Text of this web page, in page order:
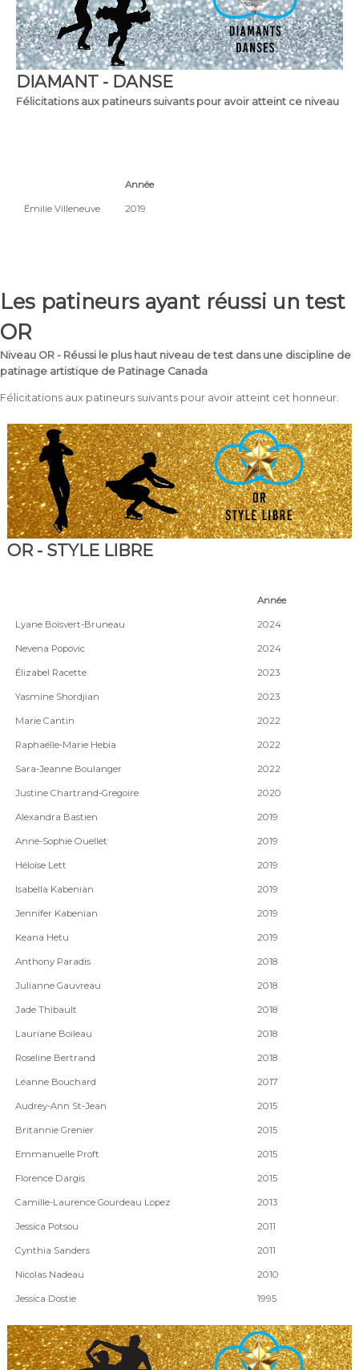
DIAMANT - DANSE
Félicitations aux patineurs suivants pour avoir atteint ce niveau
Année
Émilie Villeneuve 2019
Les patineurs ayant réussi un test
OR
Niveau OR - Réussi le plus haut niveau de test dans une discipline de
patinage artistique de Patinage Canada
Félicitations aux patineurs suivants pour avoir atteint cet honneur.
OR - STYLE LIBRE
Année
Lyane Boisvert-Bruneau 2024
Nevena Popovic 2024
Élizabel Racette 2023
Yasmine Shordjian 2023
Marie Cantin 2022
Raphaëlle-Marie Hebia 2022
Sara-Jeanne Boulanger 2022
Justine Chartrand-Gregoire 2020
Alexandra Bastien 2019
Anne-Sophie Ouellet 2019
Héloïse Lett 2019
Isabella Kabenian 2019
Jennifer Kabenian 2019
Keana Hetu 2019
Anthony Paradis 2018
Julianne Gauvreau 2018
Jade Thibault 2018
Lauriane Boileau 2018
Roseline Bertrand 2018
Léanne Bouchard 2017
Audrey-Ann St-Jean 2015
Britannie Grenier 2015
Emmanuelle Proft 2015
Florence Dargis 2015
Camille-Laurence Gourdeau Lopez 2013
Jessica Potsou 2011
Cynthia Sanders 2011
Nicolas Nadeau 2010
Jessica Dostie 1995